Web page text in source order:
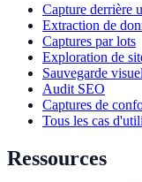
Capture derrière
Extraction de
Captures par lots
Exploration de
Sauvegarde
Audit SEO
Captures de
Tous les cas
Ressources